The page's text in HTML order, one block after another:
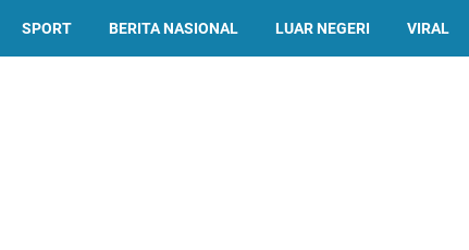
SPORT BERITA NASIONAL LUAR NEGERI VIRAL